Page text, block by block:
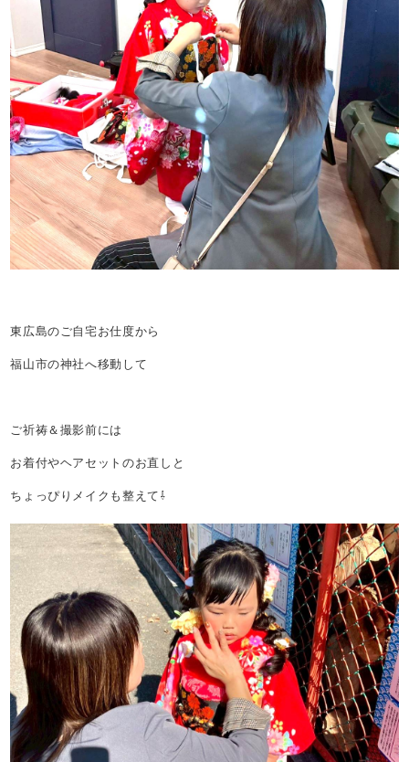
東広島のご自宅お仕度から
福山市の神社へ移動して
ご祈祷＆撮影前には
お着付やヘアセットのお直しと
ちょっぴりメイクも整えて⇩